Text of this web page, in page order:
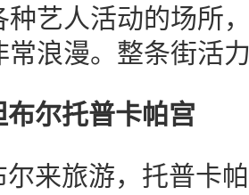
种艺人活动的场所
常浪漫。整条街活
尔托普卡帕宫
尔来旅游，托普卡